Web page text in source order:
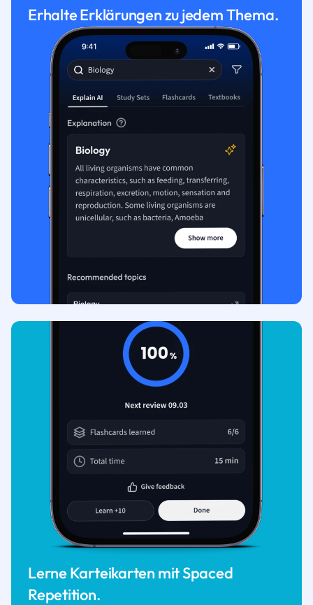
Erhalte Erklärungen zu jedem Thema.
Lerne Karteikarten mit Spaced
Repetition.